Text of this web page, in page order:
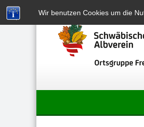
Wir benutzen Cookies um die
Skip
to